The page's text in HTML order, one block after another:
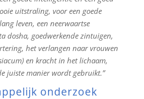
uitstraling, voor een goede
leven, een neerwaartse
dosha, goedwerkende zintuigen,
het verlangen naar vrouwen
en kracht in het lichaam,
juiste manier wordt gebruikt.”
onderzoek